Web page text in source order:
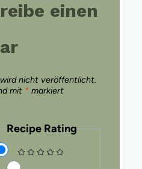
einen
nicht veröffentlicht.
mit * markiert
Recipe Rating